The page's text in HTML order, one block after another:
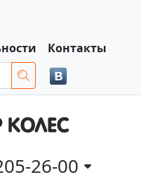
Контакты
26-00